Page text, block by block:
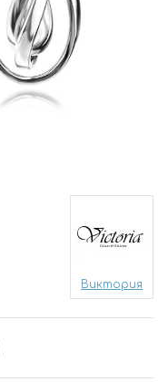
Виктория